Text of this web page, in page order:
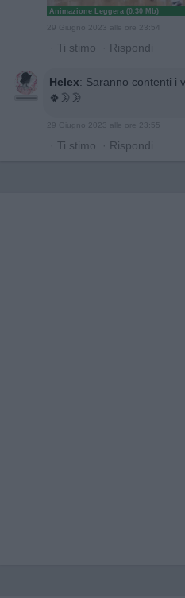
Animazione Leggera (0.30 Mb)
29 Giugno 2023 alle ore 23:54
· Ti stimo · Rispondi
Helex: Saranno contenti i
🍀🌛🌛
29 Giugno 2023 alle ore 23:55
· Ti stimo · Rispondi